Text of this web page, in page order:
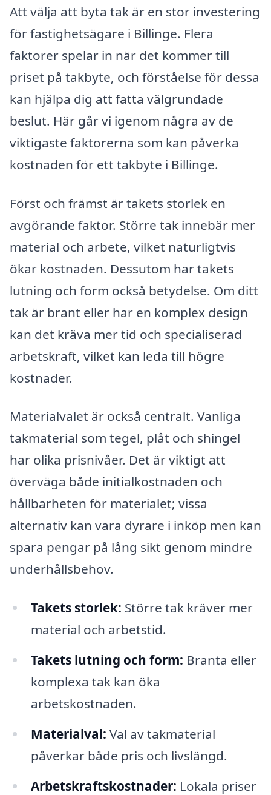
Att välja att byta tak är en stor investering
för fastighetsägare i Billinge. Flera
faktorer spelar in när det kommer till
priset på takbyte, och förståelse för dessa
kan hjälpa dig att fatta välgrundade
beslut. Här går vi igenom några av de
viktigaste faktorerna som kan påverka
kostnaden för ett takbyte i Billinge.
Först och främst är takets storlek en
avgörande faktor. Större tak innebär mer
material och arbete, vilket naturligtvis
ökar kostnaden. Dessutom har takets
lutning och form också betydelse. Om ditt
tak är brant eller har en komplex design
kan det kräva mer tid och specialiserad
arbetskraft, vilket kan leda till högre
kostnader.
Materialvalet är också centralt. Vanliga
takmaterial som tegel, plåt och shingel
har olika prisnivåer. Det är viktigt att
överväga både initialkostnaden och
hållbarheten för materialet; vissa
alternativ kan vara dyrare i inköp men kan
spara pengar på lång sikt genom mindre
underhållsbehov.
Takets storlek: Större tak kräver mer
material och arbetstid.
Takets lutning och form: Branta eller
komplexa tak kan öka
arbetskostnaden.
Materialval: Val av takmaterial
påverkar både pris och livslängd.
Arbetskraftskostnader: Lokala priser